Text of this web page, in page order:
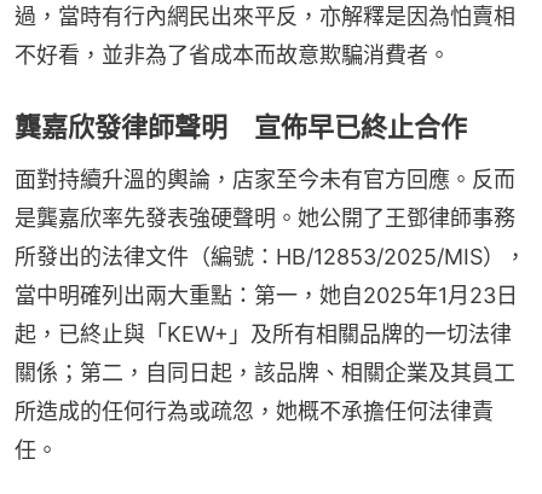
過，當時有行內網民出來平反，亦解釋是因為怕賣相
不好看，並非為了省成本而故意欺騙消費者。
龔嘉欣發律師聲明 宣佈早已終止合作
面對持續升溫的輿論，店家至今未有官方回應。反而
是龔嘉欣率先發表強硬聲明。她公開了王鄧律師事務
所發出的法律文件（編號：HB/12853/2025/MIS），
當中明確列出兩大重點：第一，她自2025年1月23日
起，已終止與「KEW+」及所有相關品牌的一切法律
關係；第二，自同日起，該品牌、相關企業及其員工
所造成的任何行為或疏忽，她概不承擔任何法律責
任。